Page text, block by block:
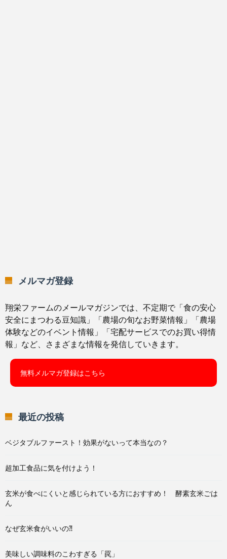
メルマガ登録
翔栄ファームのメールマガジンでは、不定期で「食の安心
安全にまつわる豆知識」「農場の旬なお野菜情報」「農場
体験などのイベント情報」「宅配サービスでのお買い得情
報」など、さまざまな情報を発信していきます。
無料メルマガ登録はこちら
最近の投稿
ベジタブルファースト！効果がないって本当なの？
超加工食品に気を付けよう！
玄米が食べにくいと感じられている方におすすめ！ 酵素玄米ごは
ん
なぜ玄米食がいいの⁈
美味しい調味料のこわすぎる「罠」